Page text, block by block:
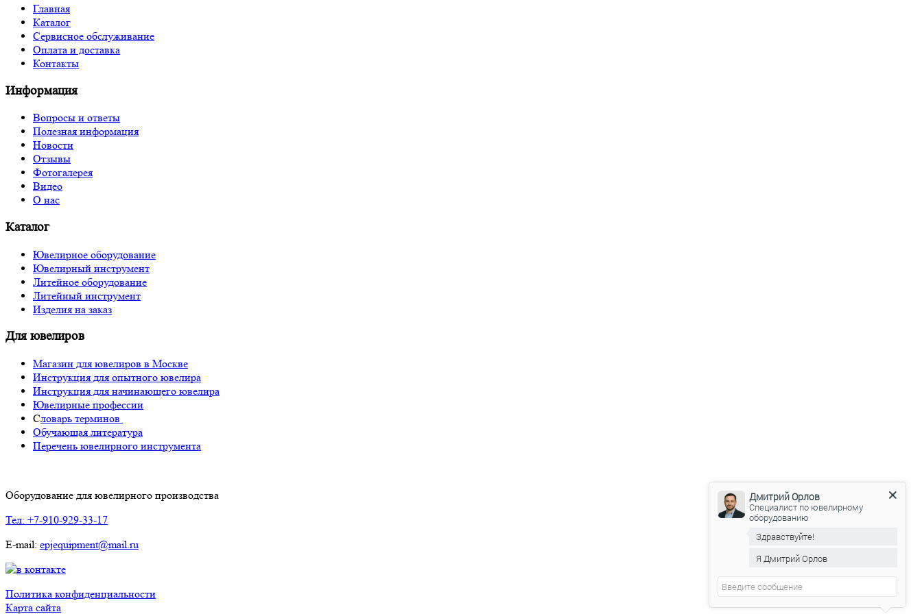
Главная
Каталог
Сервисное обслуживание
Оплата и доставка
Контакты
Информация
Вопросы и ответы
Полезная информация
Новости
Отзывы
Фотогалерея
Видео
О нас
Каталог
Ювелирное оборудование
Ювелирный инструмент
Литейное оборудование
Литейный инструмент
Изделия на заказ
Для ювелиров
Магазин для ювелиров в Москве
Инструкция для опытного ювелира
Инструкция для начинающего ювелира
Ювелирные профессии
Словарь терминов
Обучающая литература
Перечень ювелирного инструмента
Оборудование для ювелирного производства
Тел: +7-910-929-33-17
E-mail: epjequipment@mail.ru
Политика конфиденциальности
Карта сайта
Дмитрий Орлов
Специалист по ювелирному
оборудованию
Здравствуйте!
Я Дмитрий Орлов